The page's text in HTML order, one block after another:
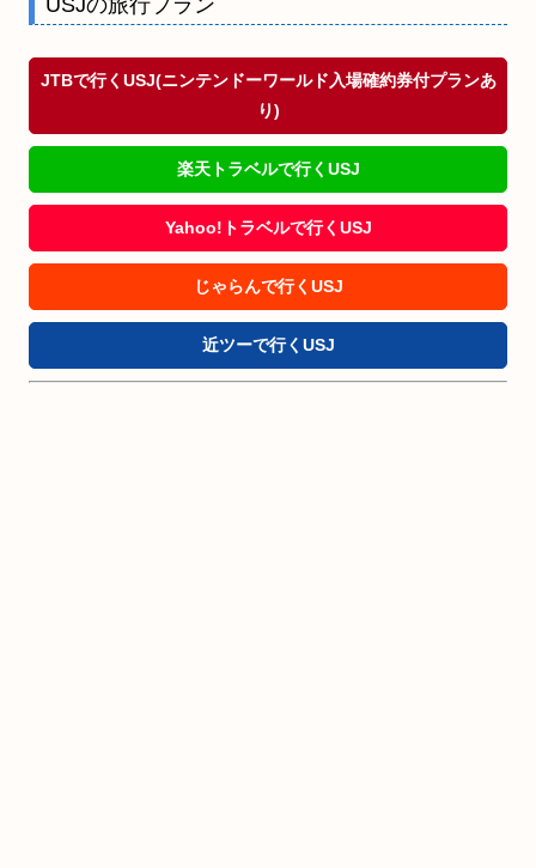
JTBで行くUSJ(ニンテンドーワールド入場確約券付プランあ
り)
楽天トラベルで行くUSJ
Yahoo!トラベルで行くUSJ
じゃらんで行くUSJ
近ツーで行くUSJ